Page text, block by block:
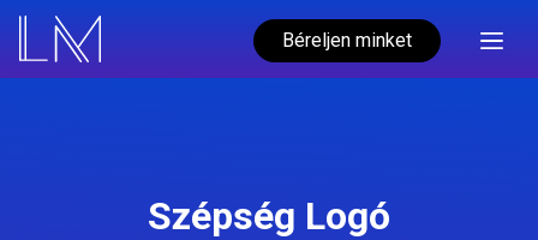
Béreljen minket
Szépség Logó